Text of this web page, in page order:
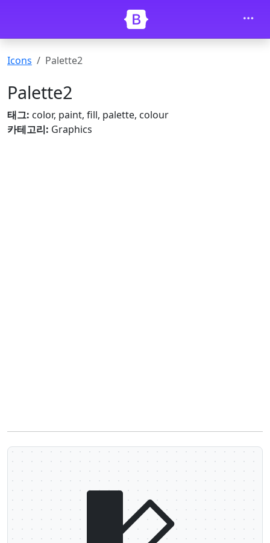
Icons Palette2
Palette2
태그: color, paint, fill, palette, colour
카테고리: Graphics